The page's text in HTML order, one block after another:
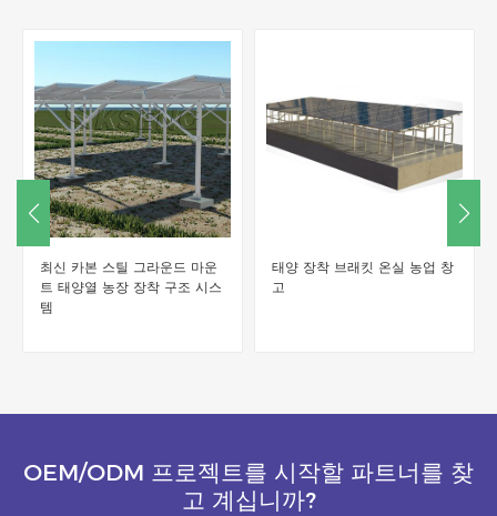
태양 장착 브래킷 온실 농업 창
고
솔라팜 그라운드 마운팅 시스
템
OEM/ODM 프로젝트를 시작할 파트너를 찾
고 계십니까?